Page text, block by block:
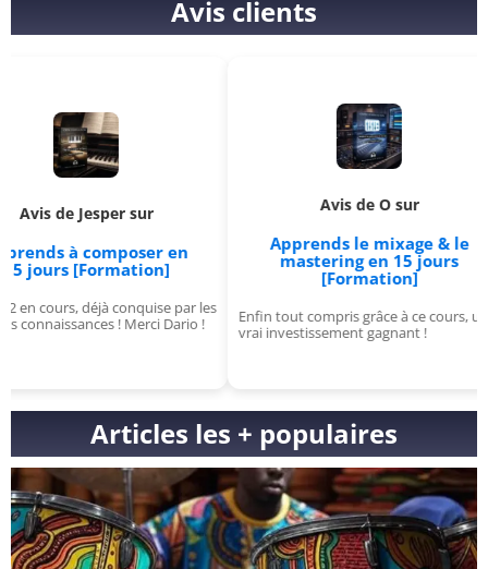
Avis clients
sur
en
conquise par les
! Merci Dario !
Avis de O sur
Apprends le mixage & le
mastering en 15 jours
[Formation]
Enfin tout compris grâce à ce cours, un
vrai investissement gagnant !
Articles les + populaires